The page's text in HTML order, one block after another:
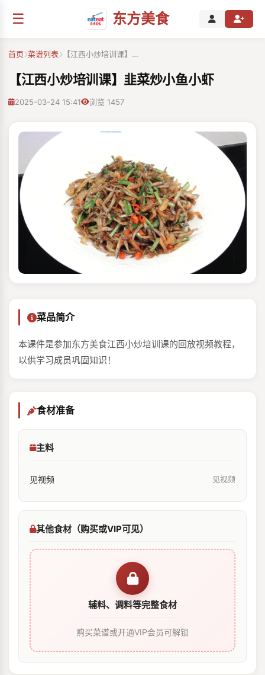
☰ 东方美食
首页 菜谱列表 【江西小炒培训课】…
【江西小炒培训课】韭菜炒小鱼小虾
2025-03-24 15:41 浏览 1457
菜品简介
本课件是参加东方美食江西小炒培训课的回放视频教程，
以供学习成员巩固知识！
食材准备
主料
见视频 见视频
其他食材（购买或VIP可见）
辅料、调料等完整食材
购买菜谱或开通VIP会员可解锁